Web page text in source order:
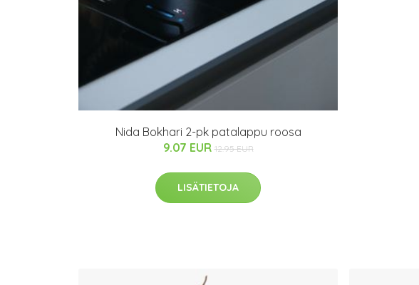
Nida Bokhari 2-pk patalappu roosa
9.07 EUR 12.95 EUR
LISÄTIETOJA